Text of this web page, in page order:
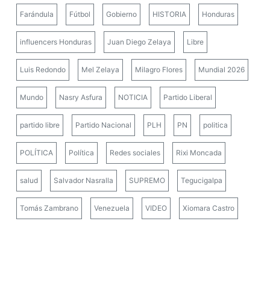
Farándula Fútbol Gobierno HISTORIA Honduras
influencers Honduras Juan Diego Zelaya Libre
Luis Redondo Mel Zelaya Milagro Flores Mundial 2026
Mundo Nasry Asfura NOTICIA Partido Liberal
partido libre Partido Nacional PLH PN politica
POLÍTICA Política Redes sociales Rixi Moncada
salud Salvador Nasralla SUPREMO Tegucigalpa
Tomás Zambrano Venezuela VIDEO Xiomara Castro